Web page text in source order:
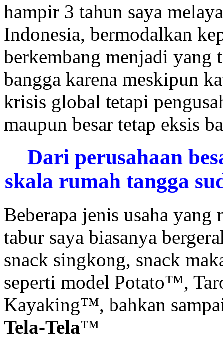
hampir 3 tahun saya
Indonesia, bermodalkan
berkembang menjadi yang
bangga karena meskipun
krisis global tetapi
maupun besar tetap eksis
Dari perusahaan
skala rumah tangga
Beberapa jenis usaha
tabur saya biasanya
snack singkong, snack
seperti model Potato™,
Kayaking™, bahkan
Tela-Tela™